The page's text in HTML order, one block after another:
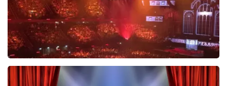
Vrienden Van Amstel Live